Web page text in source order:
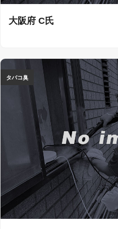
大阪府 C氏
タバコ臭